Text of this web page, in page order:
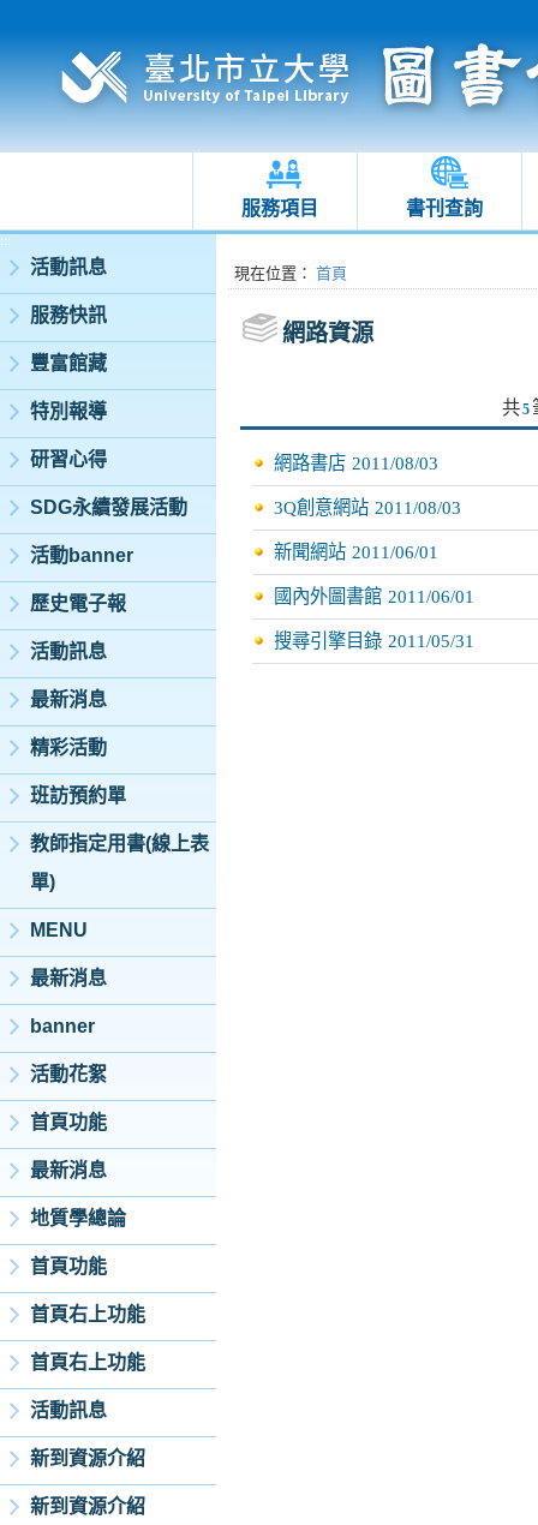
服務項目 書刊查詢
:::
活動訊息
服務快訊
豐富館藏
特別報導
研習心得
SDG永續發展活動
活動banner
歷史電子報
活動訊息
最新消息
精彩活動
班訪預約單
教師指定用書(線上表
單)
MENU
最新消息
banner
活動花絮
首頁功能
最新消息
地質學總論
首頁功能
首頁右上功能
首頁右上功能
活動訊息
新到資源介紹
新到資源介紹
:::現在位置 ： 首頁
網路資源
共5
網路書店 2011/08/03
3Q創意網站 2011/08/03
新聞網站 2011/06/01
國內外圖書館 2011/06/01
搜尋引擎目錄 2011/05/31